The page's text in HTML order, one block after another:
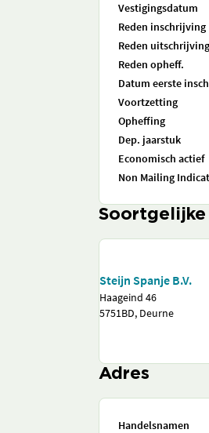
Vestigingsdatum
Reden inschrijving
Reden uitschrijving
Reden opheff.
Datum eerste
Voortzetting
Opheffing
Dep. jaarstuk
Economisch actief
Non Mailing
Steijn Spanje B.V.
Haageind 46
5751BD, Deurne
Adres
Handelsnamen